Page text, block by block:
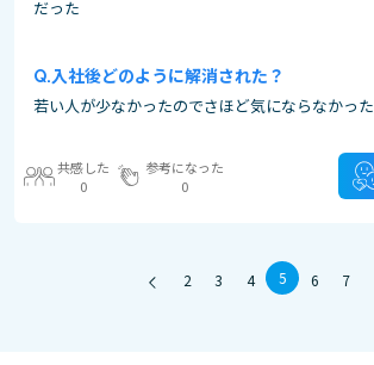
だった
入社後どのように解消された？
若い人が少なかったのでさほど気にならなかった
共感した
0
参考になった
0
2 3 4 5 6 7